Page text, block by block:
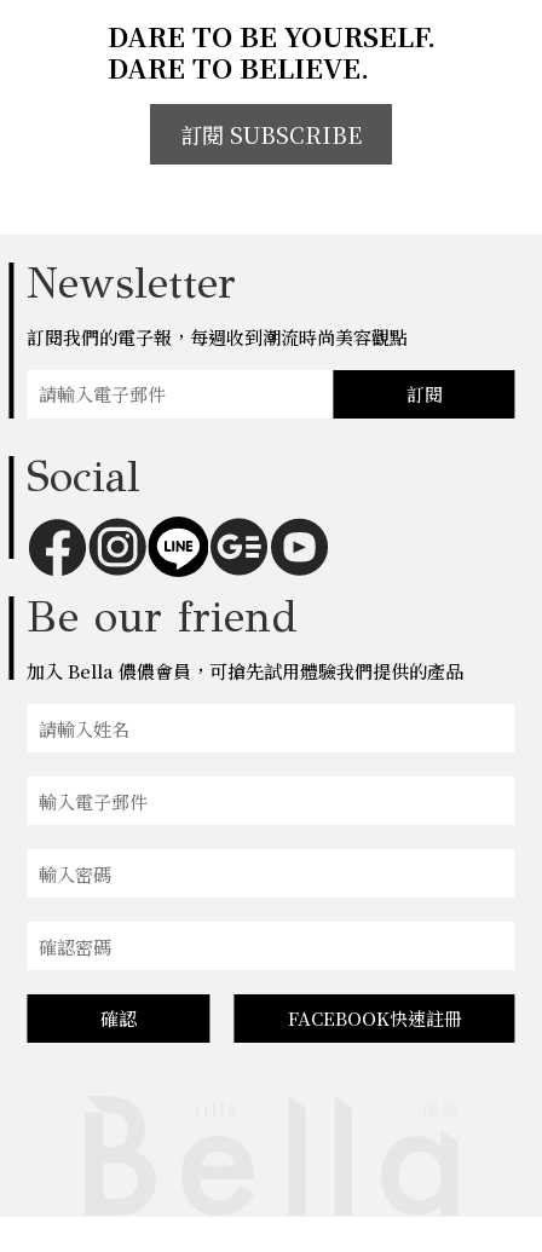
DARE TO BE YOURSELF.
DARE TO BELIEVE.
訂閱 SUBSCRIBE
Newsletter
訂閱我們的電子報，每週收到潮流時尚美容觀點
訂閱
Social
Be our friend
加入 Bella 儂儂會員，可搶先試用體驗我們提供的產品
確認 FACEBOOK快速註冊